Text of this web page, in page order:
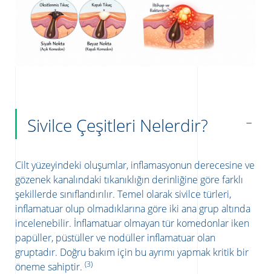
Sivilce Çeşitleri Nelerdir?
Cilt yüzeyindeki oluşumlar, inflamasyonun derecesine ve
gözenek kanalındaki tıkanıklığın derinliğine göre farklı
şekillerde sınıflandırılır. Temel olarak sivilce türleri,
inflamatuar olup olmadıklarına göre iki ana grup altında
incelenebilir. İnflamatuar olmayan tür komedonlar iken
papüller, püstüller ve nodüller inflamatuar olan
gruptadır. Doğru bakım için bu ayrımı yapmak kritik bir
öneme sahiptir. (3)